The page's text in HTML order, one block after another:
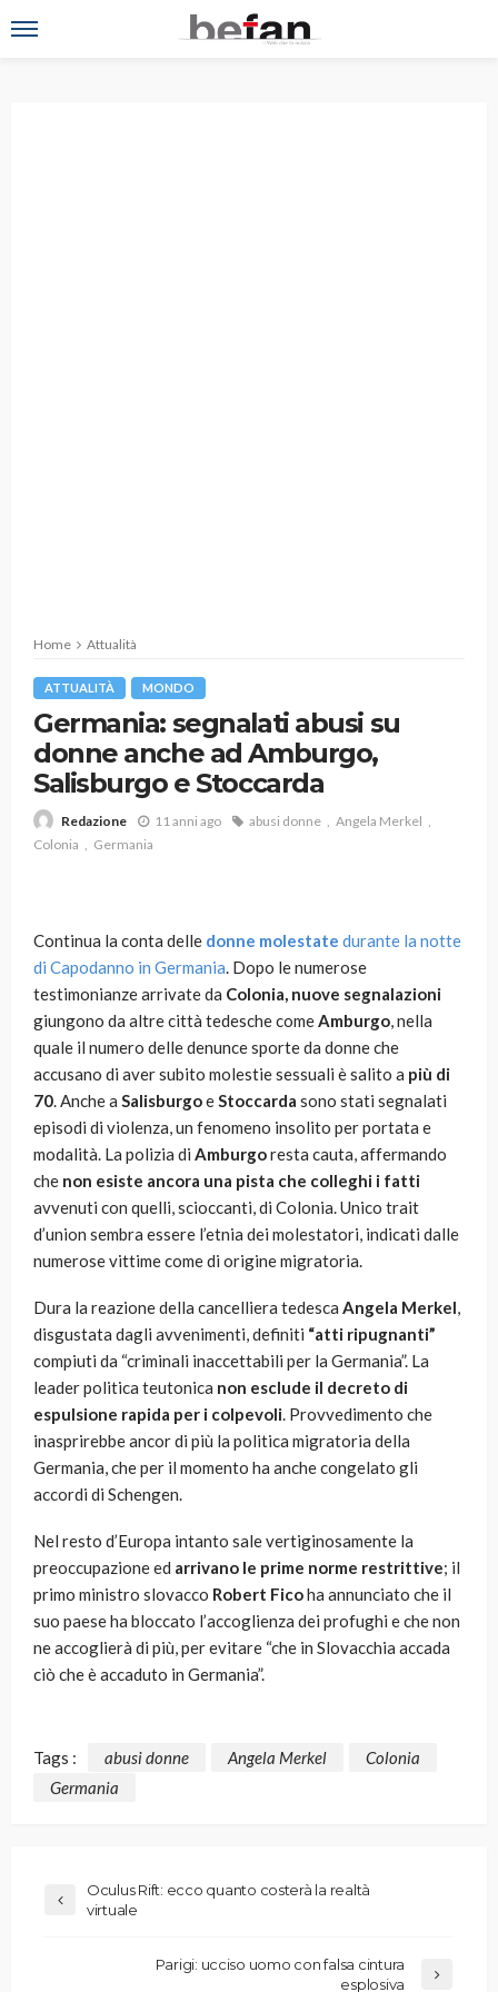
Home Attualità
ATTUALITÀ MONDO
Germania: segnalati abusi su
donne anche ad Amburgo,
Salisburgo e Stoccarda
Redazione 11 anni ago abusi donne
Angela Merkel
Colonia
Germania
Continua la conta delle donne molestate durante la notte
di Capodanno in Germania. Dopo le numerose
testimonianze arrivate da Colonia, nuove segnalazioni
giungono da altre città tedesche comeAmburgo, nella
quale il numero delle denunce sporte da donne che
accusano di aver subito molestie sessuali è salito a più di
70. Anche a SalisburgoeStoccarda sono stati segnalati
episodi di violenza, un fenomeno insolito per portata e
modalità. La polizia di Amburgoresta cauta, affermando
che non esiste ancora una pista che colleghi i fatti
avvenuti con quelli, scioccanti, di Colonia. Unico trait
d’union sembra essere l’etnia dei molestatori, indicati dalle
numerose vittime come di origine migratoria.
Dura la reazione della cancelliera tedesca Angela Merkel,
disgustata dagli avvenimenti, definiti “atti ripugnanti”
compiuti da “criminali inaccettabili per la Germania”. La
leader politica teutonica non esclude il decreto di
espulsione rapida per i colpevoli. Provvedimento che
inasprirebbe ancor di più la politica migratoria della
Germania, che per il momento ha anche congelato gli
accordi di Schengen.
Nel resto d’Europa intanto sale vertiginosamente la
preoccupazione ed arrivano le prime norme restrittive; il
primo ministro slovacco Robert Ficoha annunciato che il
suo paese ha bloccato l’accoglienza dei profughi e che non
ne accoglierà di più, per evitare “che in Slovacchia accada
ciò che è accaduto in Germania”.
Tags : abusi donne Angela Merkel
Colonia
Germania
Oculus Rift: ecco quanto costerà la realtà
virtuale
Parigi: ucciso uomo con falsa cintura
esplosiva